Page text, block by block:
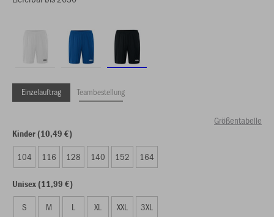
Einzelauftrag Teambestellung
Größentabelle
Kinder (10,49 €)
104 116 128 140 152 164
Unisex (11,99 €)
S M L XL XXL 3XL